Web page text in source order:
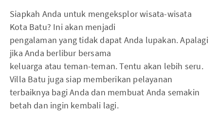
Siapkah Anda untuk mengeksplor wisata-wisata
Kota Batu? Ini akan menjadi
pengalaman yang tidak dapat Anda lupakan. Apalagi
jika Anda berlibur bersama
keluarga atau teman-teman. Tentu akan lebih seru.
Villa Batu juga siap memberikan pelayanan
terbaiknya bagi Anda dan membuat Anda semakin
betah dan ingin kembali lagi.